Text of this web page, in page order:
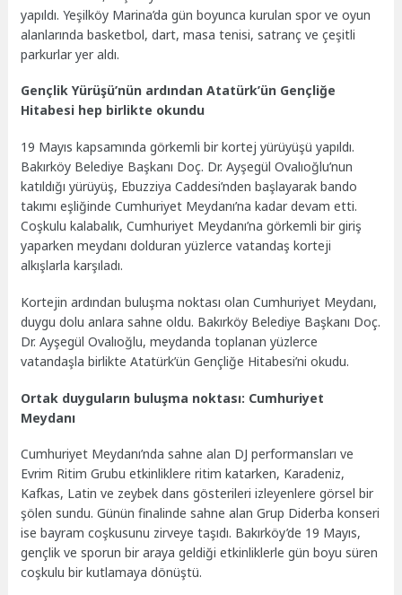
yapıldı. Yeşilköy Marina’da gün boyunca kurulan spor ve oyun
alanlarında basketbol, dart, masa tenisi, satranç ve çeşitli
parkurlar yer aldı.
Gençlik Yürüşü’nün ardından Atatürk’ün Gençliğe
Hitabesi hep birlikte okundu
19 Mayıs kapsamında görkemli bir kortej yürüyüşü yapıldı.
Bakırköy Belediye Başkanı Doç. Dr. Ayşegül Ovalıoğlu’nun
katıldığı yürüyüş, Ebuzziya Caddesi’nden başlayarak bando
takımı eşliğinde Cumhuriyet Meydanı’na kadar devam etti.
Coşkulu kalabalık, Cumhuriyet Meydanı’na görkemli bir giriş
yaparken meydanı dolduran yüzlerce vatandaş korteji
alkışlarla karşıladı.
Kortejin ardından buluşma noktası olan Cumhuriyet Meydanı,
duygu dolu anlara sahne oldu. Bakırköy Belediye Başkanı Doç.
Dr. Ayşegül Ovalıoğlu, meydanda toplanan yüzlerce
vatandaşla birlikte Atatürk’ün Gençliğe Hitabesi’ni okudu.
Ortak duyguların buluşma noktası: Cumhuriyet
Meydanı
Cumhuriyet Meydanı’nda sahne alan DJ performansları ve
Evrim Ritim Grubu etkinliklere ritim katarken, Karadeniz,
Kafkas, Latin ve zeybek dans gösterileri izleyenlere görsel bir
şölen sundu. Günün finalinde sahne alan Grup Diderba konseri
ise bayram coşkusunu zirveye taşıdı. Bakırköy’de 19 Mayıs,
gençlik ve sporun bir araya geldiği etkinliklerle gün boyu süren
coşkulu bir kutlamaya dönüştü.